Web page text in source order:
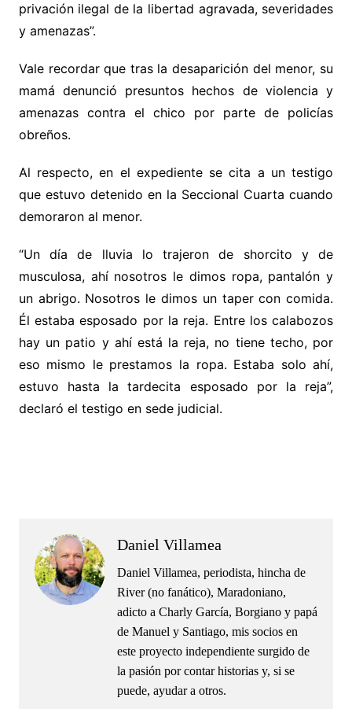
privación ilegal de la libertad agravada, severidades
y amenazas”.
Vale recordar que tras la desaparición del menor, su
mamá denunció presuntos hechos de violencia y
amenazas contra el chico por parte de policías
obreños.
Al respecto, en el expediente se cita a un testigo
que estuvo detenido en la Seccional Cuarta cuando
demoraron al menor.
“Un día de lluvia lo trajeron de shorcito y de
musculosa, ahí nosotros le dimos ropa, pantalón y
un abrigo. Nosotros le dimos un taper con comida.
Él estaba esposado por la reja. Entre los calabozos
hay un patio y ahí está la reja, no tiene techo, por
eso mismo le prestamos la ropa. Estaba solo ahí,
estuvo hasta la tardecita esposado por la reja”,
declaró el testigo en sede judicial.
Daniel Villamea
Daniel Villamea, periodista, hincha de
River (no fanático), Maradoniano,
adicto a Charly García, Borgiano y papá
de Manuel y Santiago, mis socios en
este proyecto independiente surgido de
la pasión por contar historias y, si se
puede, ayudar a otros.